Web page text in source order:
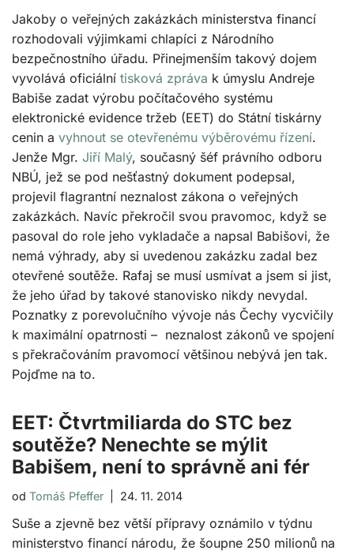
Jakoby o veřejných zakázkách ministerstva financí
rozhodovali výjimkami chlapíci z Národního
bezpečnostního úřadu. Přinejmenším takový dojem
vyvolává oficiální tisková zpráva k úmyslu Andreje
Babiše zadat výrobu počítačového systému
elektronické evidence tržeb (EET) do Státní tiskárny
cenin a vyhnout se otevřenému výběrovému řízení.
Jenže Mgr. Jiří Malý, současný šéf právního odboru
NBÚ, jež se pod nešťastný dokument podepsal,
projevil flagrantní neznalost zákona o veřejných
zakázkách. Navíc překročil svou pravomoc, když se
pasoval do role jeho vykladače a napsal Babišovi, že
nemá výhrady, aby si uvedenou zakázku zadal bez
otevřené soutěže. Rafaj se musí usmívat a jsem si jist,
že jeho úřad by takové stanovisko nikdy nevydal.
Poznatky z porevolučního vývoje nás Čechy vycvičily
k maximální opatrnosti – neznalost zákonů ve spojení
s překračováním pravomocí většinou nebývá jen tak.
Pojďme na to.
EET: Čtvrtmiliarda do STC bez
soutěže? Nenechte se mýlit
Babišem, není to správně ani fér
od Tomáš Pfeffer 24. 11. 2014
Suše a zjevně bez větší přípravy oznámilo v týdnu
ministerstvo financí národu, že šoupne 250 milionů na